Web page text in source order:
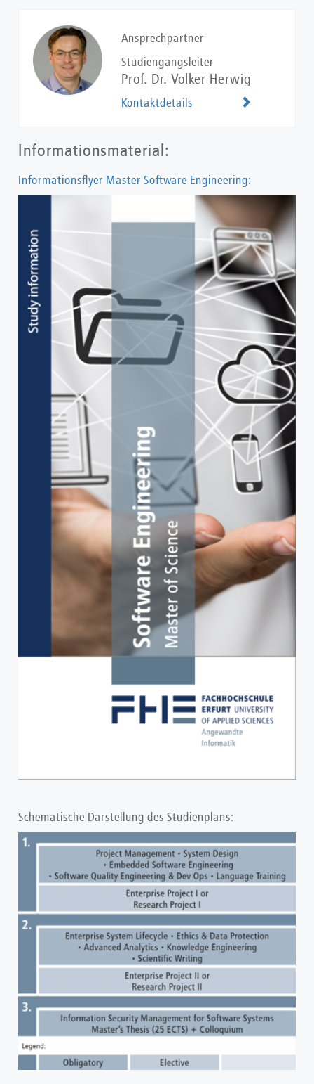
Ansprechpartner
Studiengangsleiter
Prof. Dr. Volker Herwig
Kontaktdetails
Informationsmaterial:
Informationsflyer Master Software Engineering:
Show larger version
Schematische Darstellung des Studienplans: